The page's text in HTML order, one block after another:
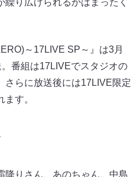
り広げられるかはまったく
～17LIVE SP～』は3月
番組は17LIVEでスタジオの
さらに放送後には17LIVE限定
す。
降りさん、あのちゃん、中島